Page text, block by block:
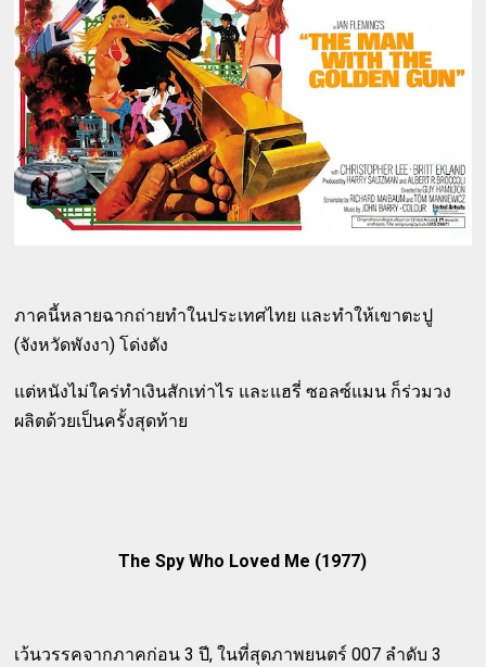
ภาคนี้หลายฉากถ่ายทำในประเทศไทย และทำให้เขาตะปู
(จังหวัดพังงา) โด่งดัง
แต่หนังไม่ใคร่ทำเงินสักเท่าไร และแฮรี่ ซอลซ์แมน ก็ร่วมวง
ผลิตด้วยเป็นครั้งสุดท้าย
The Spy Who Loved Me (1977)
เว้นวรรคจากภาคก่อน 3 ปี, ในที่สุดภาพยนตร์ 007 ลำดับ 3